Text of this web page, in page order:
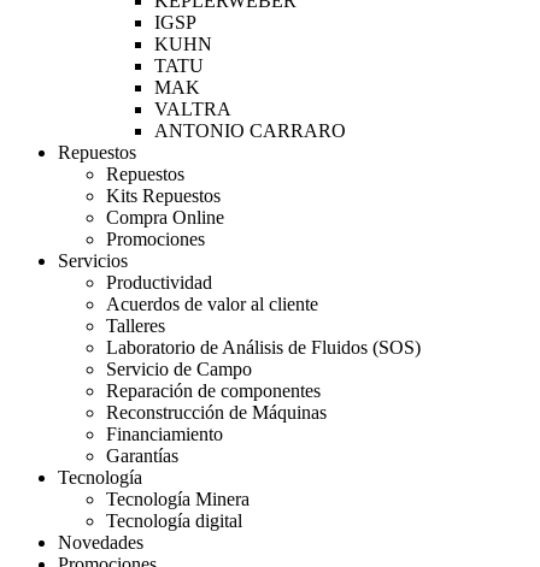
IGSP
KUHN
TATU
MAK
VALTRA
ANTONIO CARRARO
Repuestos
Repuestos
Kits Repuestos
Compra Online
Promociones
Servicios
Productividad
Acuerdos de valor al cliente
Talleres
Laboratorio de Análisis de Fluidos (SOS)
Servicio de Campo
Reparación de componentes
Reconstrucción de Máquinas
Financiamiento
Garantías
Tecnología
Tecnología Minera
Tecnología digital
Novedades